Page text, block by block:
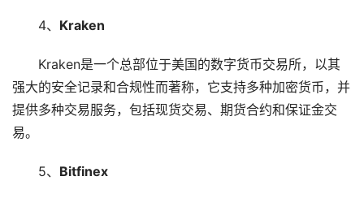
4、 Kraken
Kraken是一个总部位于美国的数字货币交易所，以其
强大的安全记录和合规性而著称，它支持多种加密货币，并
提供多种交易服务，包括现货交易、期货合约和保证金交
易。
5、 Bitfinex